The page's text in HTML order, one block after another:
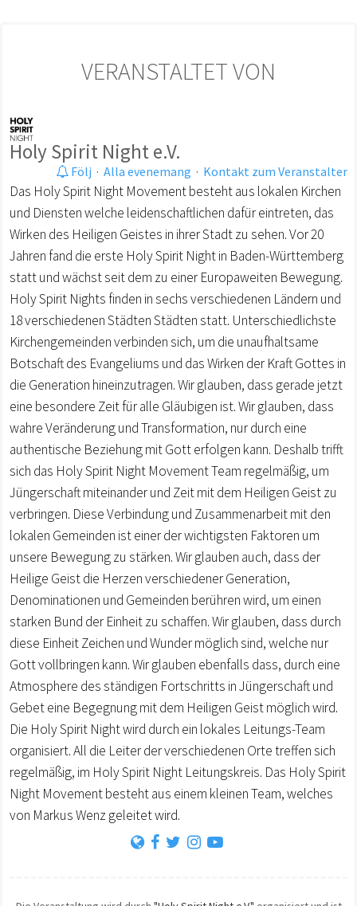
VERANSTALTET VON
Holy Spirit Night e.V.
Följ · Alla evenemang · Kontakt zum Veranstalter
Das Holy Spirit Night Movement besteht aus lokalen Kirchen
und Diensten welche leidenschaftlichen dafür eintreten, das
Wirken des Heiligen Geistes in ihrer Stadt zu sehen. Vor 20
Jahren fand die erste Holy Spirit Night in Baden-Württemberg
statt und wächst seit dem zu einer Europaweiten Bewegung.
Holy Spirit Nights finden in sechs verschiedenen Ländern und
18 verschiedenen Städten Städten statt. Unterschiedlichste
Kirchengemeinden verbinden sich, um die unaufhaltsame
Botschaft des Evangeliums und das Wirken der Kraft Gottes in
die Generation hineinzutragen. Wir glauben, dass gerade jetzt
eine besondere Zeit für alle Gläubigen ist. Wir glauben, dass
wahre Veränderung und Transformation, nur durch eine
authentische Beziehung mit Gott erfolgen kann. Deshalb trifft
sich das Holy Spirit Night Movement Team regelmäßig, um
Jüngerschaft miteinander und Zeit mit dem Heiligen Geist zu
verbringen. Diese Verbindung und Zusammenarbeit mit den
lokalen Gemeinden ist einer der wichtigsten Faktoren um
unsere Bewegung zu stärken. Wir glauben auch, dass der
Heilige Geist die Herzen verschiedener Generation,
Denominationen und Gemeinden berühren wird, um einen
starken Bund der Einheit zu schaffen. Wir glauben, dass durch
diese Einheit Zeichen und Wunder möglich sind, welche nur
Gott vollbringen kann. Wir glauben ebenfalls dass, durch eine
Atmosphere des ständigen Fortschritts in Jüngerschaft und
Gebet eine Begegnung mit dem Heiligen Geist möglich wird.
Die Holy Spirit Night wird durch ein lokales Leitungs-Team
organisiert. All die Leiter der verschiedenen Orte treffen sich
regelmäßig, im Holy Spirit Night Leitungskreis. Das Holy Spirit
Night Movement besteht aus einem kleinen Team, welches
von Markus Wenz geleitet wird.